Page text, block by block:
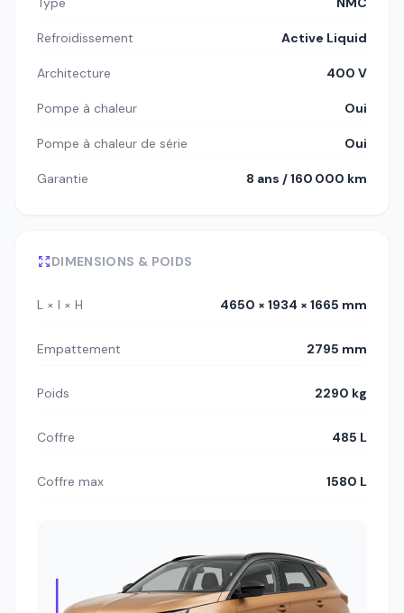
Refroidissement Active Liquid
Architecture 400 V
Pompe à chaleur Oui
Pompe à chaleur de série Oui
Garantie 8 ans / 160 000 km
DIMENSIONS & POIDS
L × l × H 4650 × 1934 × 1665 mm
Empattement 2795 mm
Poids 2290 kg
Coffre 485 L
Coffre max 1580 L